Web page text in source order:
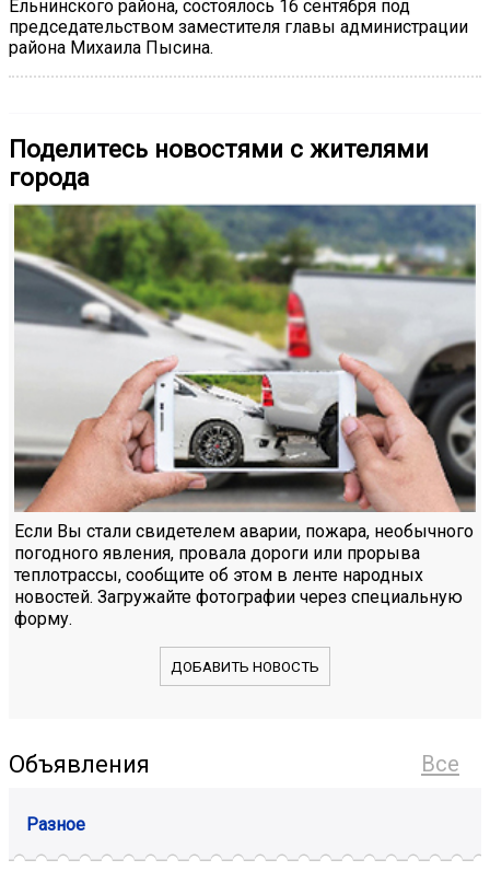
Ельнинского района, соcтоялось 16 сентября под
председательством заместителя главы администрации
района Михаила Пысина.
Поделитесь новостями с жителями
города
Если Вы стали свидетелем аварии, пожара, необычного
погодного явления, провала дороги или прорыва
теплотрассы, сообщите об этом в ленте народных
новостей. Загружайте фотографии через специальную
форму.
ДОБАВИТЬ НОВОСТЬ
Все
Объявления
Разное